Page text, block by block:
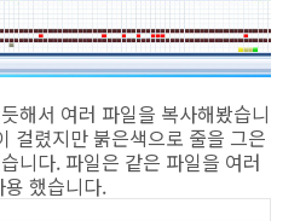
해서 여러 파일을 복사해봤습니
걸렸지만 붉은색으로 줄을 그은
니다. 파일은 같은 파일을 여러
했습니다.